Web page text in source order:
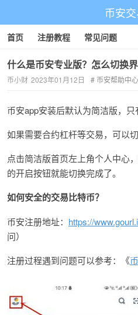
币安
首页 注册教程 常见问题
什么是币安专业版？怎么切换
币小财 2023年01月12日 币安帮助中心
币安app安装后默认为简洁版，只
如果需要合约杠杆等交易，可以
点击简洁版首页左上角个人中心
的开启按钮就能切换完成了。
如何安全的交易比特币？
币安注册地址： https://
问）
注册过程遇到问题可以参考：《